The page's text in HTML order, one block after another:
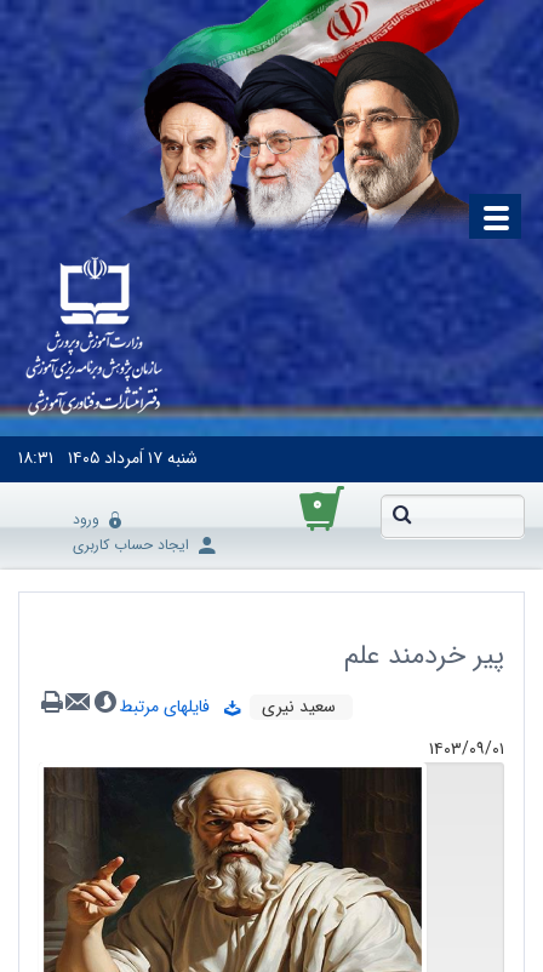
شنبه۱۷ اَمرداد ۱۴۰۵ ۱۸:۳۱
۰
ورود
ایجاد حساب کاربری
پیر خردمند علم
سعید نیری
فایلهای مرتبط
۱۴۰۳/۰۹/۰۱